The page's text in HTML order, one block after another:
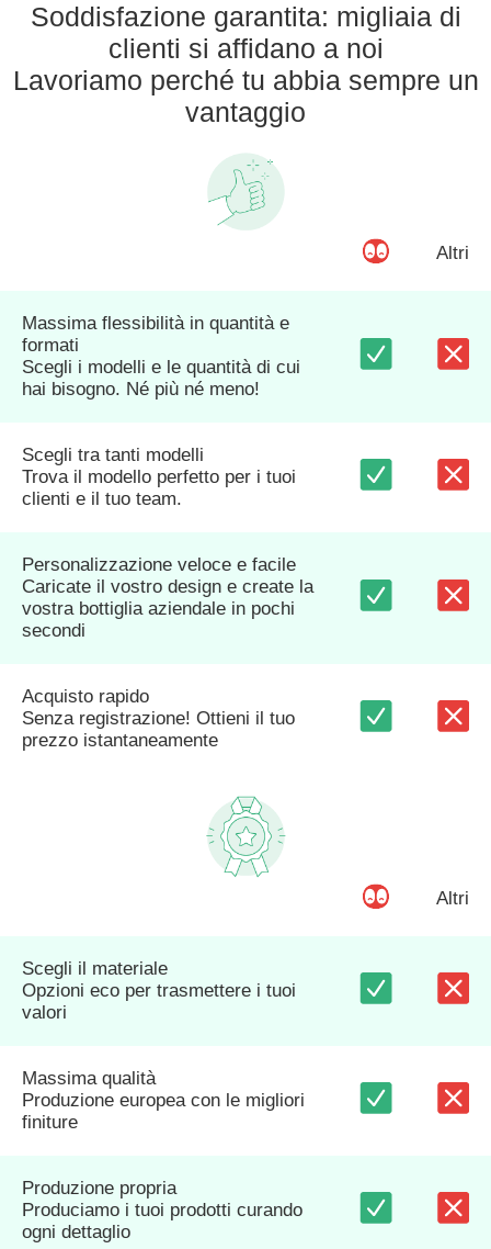
Soddisfazione garantita: migliaia di
clienti si affidano a noi
Lavoriamo perché tu abbia sempre un
vantaggio
Altri
Massima flessibilità in quantità e
formati
Scegli i modelli e le quantità di cui
hai bisogno. Né più né meno!
Scegli tra tanti modelli
Trova il modello perfetto per i tuoi
clienti e il tuo team.
Personalizzazione veloce e facile
Caricate il vostro design e create la
vostra bottiglia aziendale in pochi
secondi
Acquisto rapido
Senza registrazione! Ottieni il tuo
prezzo istantaneamente
Altri
Scegli il materiale
Opzioni eco per trasmettere i tuoi
valori
Massima qualità
Produzione europea con le migliori
finiture
Produzione propria
Produciamo i tuoi prodotti curando
ogni dettaglio